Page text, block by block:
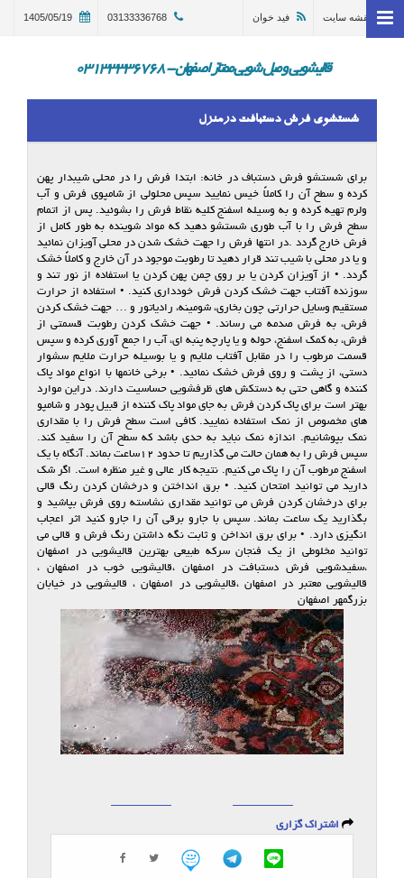
خانه
ترمیم و تعمیر قالی اصفهان
گالری
درباره ما
تماس با ما
در خواست سرویس
03133336768
1405/05/19 نقشه سایت فید خوان
قالیشویی و مبل شویی ممتاز اصفهان - 03133336768
شستشوی فرش دستبافت درمنزل
برای شستشو فرش دستباف در خانه: ابتدا فرش را در محلی شیبدار پهن
کرده و سطح آن را کاملاً خیس نمایید سپس محلولی از شامپوی فرش و آب
ولرم تهیه کرده و به وسیله اسفنج کلیه نقاط فرش را بشوئید. پس از اتمام
سطح فرش را با آب طوری شستشو دهید که مواد شوینده به طور کامل از
فرش خارج گردد .در انتها فرش را جهت خشک شدن در محلی آویزان نمائید
و یا در محلی با شیب تند قرار دهید تا رطوبت موجود در آن خارج و کاملاً خشک
گردد. • از آویزان کردن یا بر روی چمن پهن کردن یا استفاده از نور تند و
سوزنده آفتاب جهت خشک کردن فرش خودداری کنید. • استفاده از حرارت
مستقیم وسایل حرارتی چون بخاری، شومینه، رادیاتور و … جهت خشک کردن
فرش، به فرش صدمه می رساند. • جهت خشک کردن رطوبت قسمتی از
فرش، به کمک اسفنج، حوله و یا پارچه پنبه ای، آب را جمع آوری کرده و سپس
قسمت مرطوب را در مقابل آفتاب ملایم و یا بوسیله حرارت ملایم سشوار
دستی، از پشت و روی فرش خشک نمائید. • برخی خانمها با انواع مواد پاک
کننده و گاهی حتی به دستکش های ظرفشویی حساسیت دارند. دراین موارد
بهتر است برای پاک کردن فرش به جای مواد پاک کننده از قبیل پودر و شامپو
های مخصوص از نمک استفاده نمایید. کافی است سطح فرش را با مقداری
نمک بپوشانیم. اندازه نمک نباید به حدی باشد که سطح آن را سفید کند.
سپس فرش را به همان حالت می گذاریم تا حدود ۱۲ساعت بماند. آنگاه با یک
اسفنج مرطوب آن را پاک می کنیم. نتیجه کار عالی و غیر منظره است. اگر شک
دارید می توانید امتحان کنید. • برق انداختن و درخشان کردن رنگ قالی
برای درخشان کردن فرش می توانید مقداری نشاسته روی فرش بپاشید و
بگذارید یک ساعت بماند. سپس با جارو برقی آن را جارو کنید اثر اعجاب
انگیزی دارد. • برای برق انداخن و ثابت نگه داشتن رنگ فرش و قالی می
توانید مخلوطی از یک فنجان سرکه طبیعی بهترین قالیشویی در اصفهان
،سفیدشویی فرش دستبافت در اصفهان ،قالیشویی خوب در اصفهان ،
قالیشویی معتبر در اصفهان ،قالیشویی در اصفهان ، قالیشویی در خیابان
بزرگمهر اصفهان
اشتراک گزاری